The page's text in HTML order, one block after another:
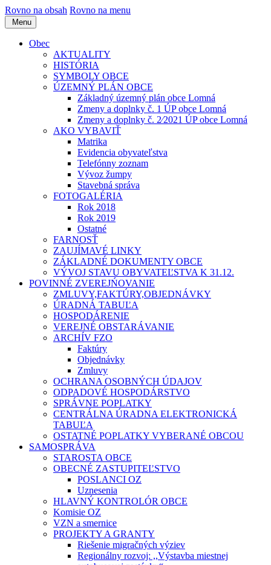
Rovno na obsah Rovno na menu
Menu
Obec
AKTUALITY
HISTÓRIA
SYMBOLY OBCE
ÚZEMNÝ PLÁN OBCE
Základný územný plán obce Lomná
Zmeny a doplnky č. 1 ÚP obce Lomná
Zmeny a doplnky č. 2⁄2021 ÚP obce Lomná
AKO VYBAVIŤ
Matrika
Evidencia obyvateľstva
Telefónny zoznam
Vývoz žumpy
Stavebná správa
FOTOGALÉRIA
Rok 2018
Rok 2019
Ostatné
FARNOSŤ
ZAUJÍMAVÉ LINKY
ZÁKLADNÉ DOKUMENTY OBCE
VÝVOJ STAVU OBYVATEĽSTVA K 31.12.
POVINNÉ ZVEREJŃOVANIE
ZMLUVY,FAKTÚRY,OBJEDNÁVKY
ÚRADNÁ TABUĽA
HOSPODÁRENIE
VEREJNÉ OBSTARÁVANIE
ARCHÍV FZO
Faktúry
Objednávky
Zmluvy
OCHRANA OSOBNÝCH ÚDAJOV
ODPADOVÉ HOSPODÁRSTVO
SPRÁVNE POPLATKY
CENTRÁLNA ÚRADNA ELEKTRONICKÁ
TABUĽA
OSTATNÉ POPLATKY VYBERANÉ OBCOU
SAMOSPRÁVA
STAROSTA OBCE
OBECNÉ ZASTUPITEĽSTVO
POSLANCI OZ
Uznesenia
HLAVNÝ KONTROLÓR OBCE
Komisie OZ
VZN a smernice
PROJEKTY A GRANTY
Riešenie migračných výziev
Regionálny rozvoj: ,,Výstavba miestnej